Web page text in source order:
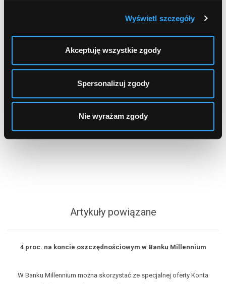
Wyświetl szczegóły
Akceptuję wszystkie zgody
Spersonalizuj zgody
Nie wyrażam zgody
Ostatnio szukałeś produktów
Jeszcze niczego nie szukałeś
Najczęściej szukane banki
Artykuły powiązane
4 proc. na koncie oszczędnościowym w Banku Millennium
W Banku Millennium można skorzystać ze specjalnej oferty Konta